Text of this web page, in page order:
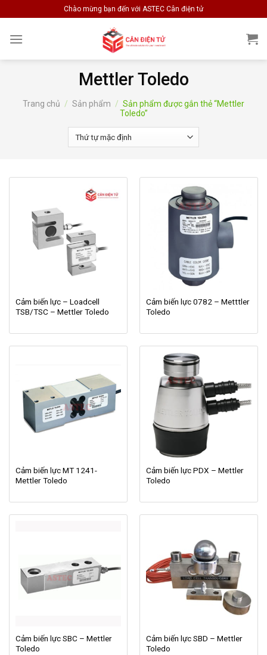
to
content
Chào mừng bạn đến với ASTEC Cân điện tử
Mettler Toledo
Trang chủ / Sản phẩm / Sản phẩm được gắn thẻ “Mettler
Toledo”
Cảm biến lực – Loadcell
TSB/TSC – Mettler Toledo
Cảm biến lực 0782 – Metttler
Toledo
Cảm biến lực MT 1241-
Mettler Toledo
Cảm biến lực PDX – Mettler
Toledo
Cảm biến lực SBC – Mettler
Toledo
Cảm biến lực SBD – Mettler
Toledo